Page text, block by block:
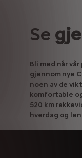
Se
Bli med når
gjennom nye
noen av de
komfortable
520 km
hverdag og